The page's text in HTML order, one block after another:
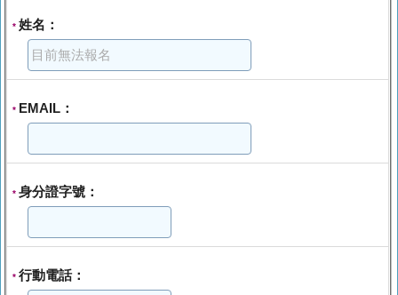
* 姓名：
* EMAIL：
* 身分證字號：
* 行動電話：